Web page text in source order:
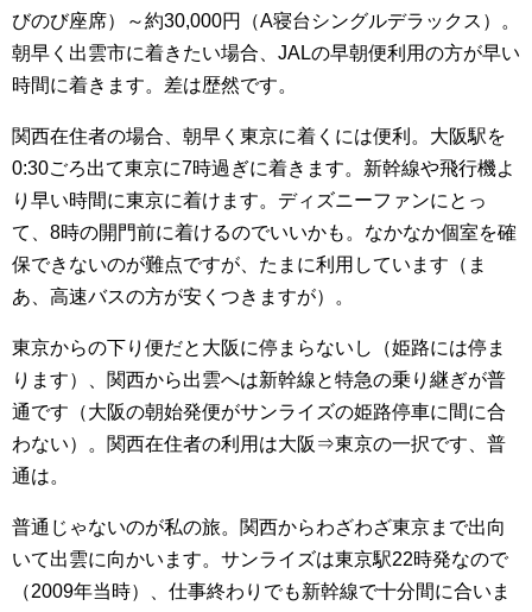
びのび座席）～約30,000円（A寝台シングルデラックス）。
朝早く出雲市に着きたい場合、JALの早朝便利用の方が早い
時間に着きます。差は歴然です。
関西在住者の場合、朝早く東京に着くには便利。大阪駅を
0:30ごろ出て東京に7時過ぎに着きます。新幹線や飛行機よ
り早い時間に東京に着けます。ディズニーファンにとっ
て、8時の開門前に着けるのでいいかも。なかなか個室を確
保できないのが難点ですが、たまに利用しています（ま
あ、高速バスの方が安くつきますが）。
東京からの下り便だと大阪に停まらないし（姫路には停ま
ります）、関西から出雲へは新幹線と特急の乗り継ぎが普
通です（大阪の朝始発便がサンライズの姫路停車に間に合
わない）。関西在住者の利用は大阪⇒東京の一択です、普
通は。
普通じゃないのが私の旅。関西からわざわざ東京まで出向
いて出雲に向かいます。サンライズは東京駅22時発なので
（2009年当時）、仕事終わりでも新幹線で十分間に合いま